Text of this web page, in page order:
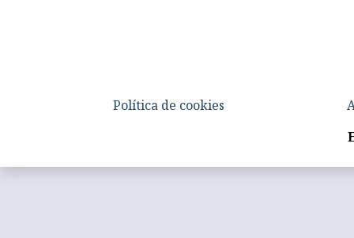
Política de cookies